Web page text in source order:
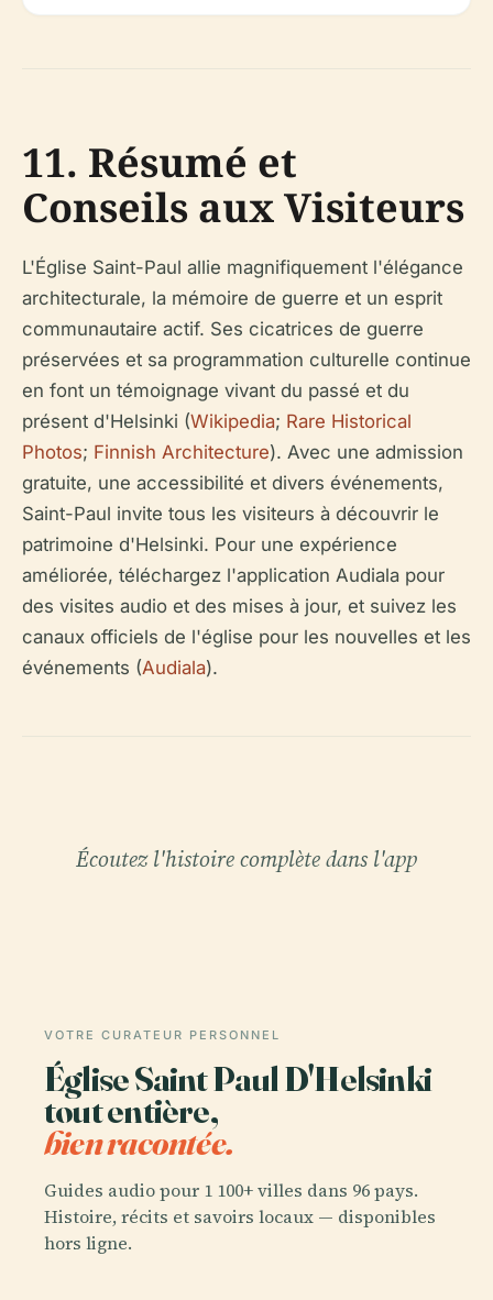
11. Résumé et
Conseils aux Visiteurs
L'Église Saint-Paul allie magnifiquement l'élégance
architecturale, la mémoire de guerre et un esprit
communautaire actif. Ses cicatrices de guerre
préservées et sa programmation culturelle continue
en font un témoignage vivant du passé et du
présent d'Helsinki (Wikipedia; Rare Historical
Photos; Finnish Architecture). Avec une admission
gratuite, une accessibilité et divers événements,
Saint-Paul invite tous les visiteurs à découvrir le
patrimoine d'Helsinki. Pour une expérience
améliorée, téléchargez l'application Audiala pour
des visites audio et des mises à jour, et suivez les
canaux officiels de l'église pour les nouvelles et les
événements (Audiala).
Écoutez l'histoire complète dans l'app
VOTRE CURATEUR PERSONNEL
Église Saint Paul D'Helsinki
tout entière,
bien racontée.
Guides audio pour 1 100+ villes dans 96 pays.
Histoire, récits et savoirs locaux — disponibles
hors ligne.